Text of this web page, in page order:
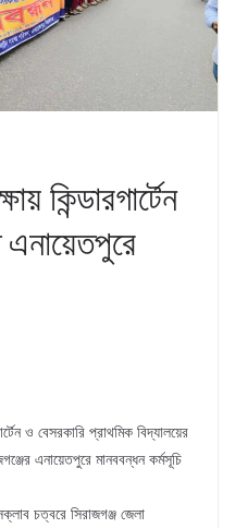
কিন্ডারগার্টেন
ও বেসরকারি প্রাথমিক বিদ্যালয়ের
এনায়েতপুরে মানববন্ধন কর্মসূচি
চত্বরে সিরাজগঞ্জ জেলা